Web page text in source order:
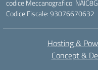
codice Meccanografico:
Codice Fiscale: 93076670632
Hosting &
Concept &